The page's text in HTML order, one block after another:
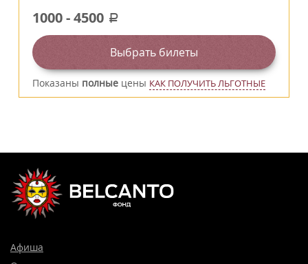
1000-4500 a
Выбрать билеты
Показаны полные цены КАК ПОЛУЧИТЬ ЛЬГОТНЫЕ
Афиша